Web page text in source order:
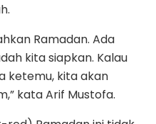
Ramadan. Ada
kita siapkan. Kalau
ketemu, kita akan
kata Arif Mustofa.